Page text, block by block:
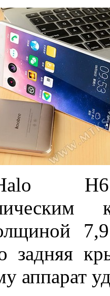
H6
задняя
аппарат